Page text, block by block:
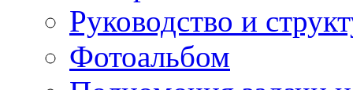
Руководство и
Фотоальбом